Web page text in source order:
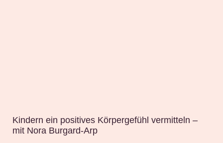
Kindern ein positives Körpergefühl vermitteln –
mit Nora Burgard-Arp